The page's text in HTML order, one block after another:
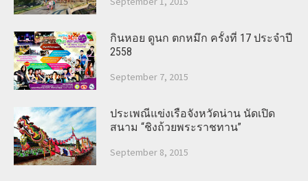
กินหอย ดูนก ตกหมึก ครั้งที่ 17 ประจำปี
2558
September 7, 2015
ประเพณีแข่งเรือจังหวัดน่าน นัดเปิด
สนาม “ชิงถ้วยพระราชทาน”
September 8, 2015